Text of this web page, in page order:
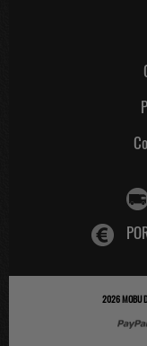
2026MOBU